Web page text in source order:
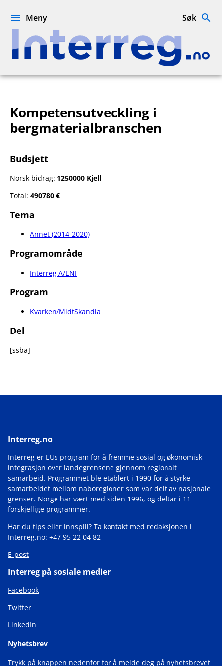
Interreg.no
Meny Søk
Kompetensutveckling i
bergmaterialbranschen
Budsjett
Norsk bidrag: 1250000 Kjell
Total: 490780 €
Tema
Annet (2014-2020)
Programområde
Interreg A/ENI
Program
Kvarken/MidtSkandia
Del
[ssba]
Interreg.no
Interreg er EUs program for å fremme sosial og økonomisk
integrasjon over landegrensene gjennom regionalt
samarbeid. Programmet ble etablert i 1990 for å styrke
samarbeidet mellom naboregioner som var delt av nasjonale
grenser. Norge har vært med siden 1996, og deltar i 11
forskjellige programmer.
Har du tips eller innspill? Ta kontakt med redaksjonen i
Interreg.no: +47 95 22 04 82
E-post
Interreg på sosiale medier
Facebook
Twitter
LinkedIn
Nyhetsbrev
Trykk på knappen nedenfor for å melde deg på nyhetsbrevet